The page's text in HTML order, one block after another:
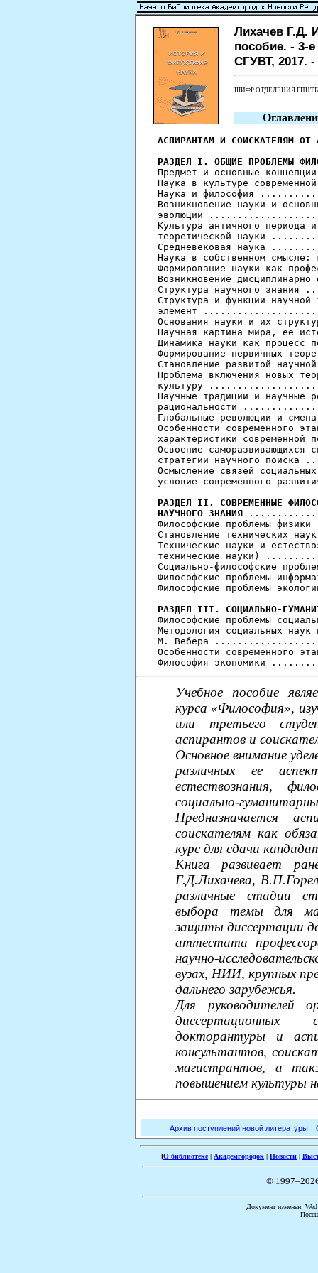
Лихачев Г.Д.
пособие. - 3-
СГУВТ, 2017. -
ШИФР ОТДЕЛЕНИЯ
АСПИРАНТАМ И СОИСКАТЕЛЯМ ОТ
РАЗДЕЛ I. ОБЩИЕ ПРОБЛЕМЫ
Предмет и основные
Наука в культуре
Наука и философия
Возникновение науки и
эволюции
Культура античного периода
теоретической
Средневековая
Наука в собственном
Формирование науки как
Возникновение
Структура научного
Структура и функции
элемент
Основания науки и их
Научная картина мира, ее
Динамика науки как
Формирование первичных
Становление развитой
Проблема включения новых
культуру
Научные традиции и научные
рациональности
Глобальные революции и
Особенности современного
характеристики
Освоение саморазвивающихся
стратегии научного
Осмысление связей
условие современного
РАЗДЕЛ II. СОВРЕМЕННЫЕ
НАУЧНОГО ЗНАНИЯ
Философские проблемы
Становление
Технические науки и
технические науки)
Социально-философские
Философские проблемы
Философские проблемы
РАЗДЕЛ III. СОЦИАЛЬНО-
Философские проблемы
Методология социальных наук
М. Вебера
Особенности современного
Учебное пособие
курса «Философия»,
или третьего
аспирантов и
Основное внимание
различных ее
естествознания,
социально-
Предназначается
соискателям как
курс для сдачи
Книга развивает
Г.Д.Лихачева,
различные стадии
выбора темы для
защиты диссертации
аттестата
научно-
вузах, НИИ, крупных
дальнего зарубежья.
Для руководителей
диссертационных
докторантуры и
консультантов,
магистрантов, а
повышением культуры
Архив поступлений новой литературы|
[О библиотеке| Академгородок | Новости |
©
Документ изменен: